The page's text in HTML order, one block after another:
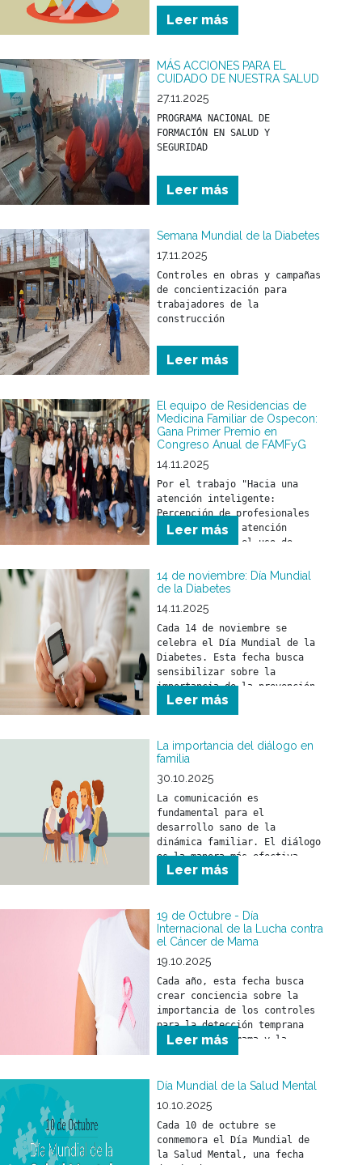
madre y/o padre) desde los
primeros meses de vida.
Leer más
MÁS ACCIONES PARA EL
CUIDADO DE NUESTRA SALUD
27.11.2025
PROGRAMA NACIONAL DE
FORMACIÓN EN SALUD Y
SEGURIDAD
Leer más
Semana Mundial de la Diabetes
17.11.2025
Controles en obras y campañas
de concientización para
trabajadores de la
construcción
Leer más
El equipo de Residencias de
Medicina Familiar de Ospecon:
Gana Primer Premio en
Congreso Anual de FAMFyG
14.11.2025
Por el trabajo "Hacia una
atención inteligente:
Percepción de profesionales
de la salud en atención
primaria sobre el uso de
herramienta en la práctica
Leer más
14 de noviembre: Día Mundial
de la Diabetes
14.11.2025
Cada 14 de noviembre se
celebra el Día Mundial de la
Diabetes. Esta fecha busca
sensibilizar sobre la
importancia de la prevención,
detección precoz y el
tratamiento de la diabetes.
Leer más
La importancia del diálogo en
familia
30.10.2025
La comunicación es
fundamental para el
desarrollo sano de la
dinámica familiar. El diálogo
es la manera más efectiva
para compartir ideas,
opiniones y sentimientos.
Leer más
19 de Octubre - Día
Internacional de la Lucha contra
el Cáncer de Mama
19.10.2025
Cada año, esta fecha busca
crear conciencia sobre la
importancia de los controles
para la detección temprana
del cáncer de mama y la
relevancia de un tratamiento
Leer más
Día Mundial de la Salud Mental
10.10.2025
Cada 10 de octubre se
conmemora el Día Mundial de
la Salud Mental, una fecha